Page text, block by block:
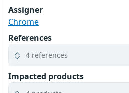
Assigner
Chrome
References
4 references
Impacted products